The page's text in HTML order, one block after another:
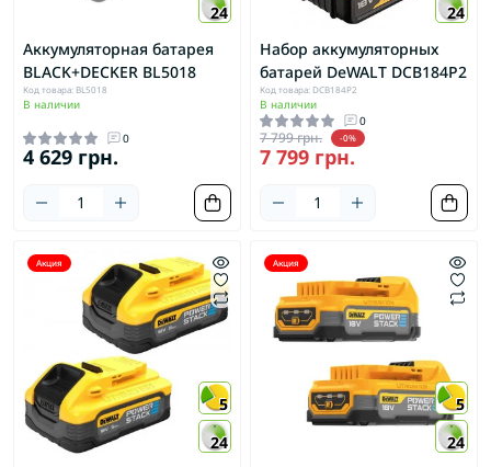
24
Аккумуляторная батарея
BLACK+DECKER BL5018
Код товара: BL5018
В наличии
0
4 629 грн.
24
Набор аккумуляторных
батарей DeWALT DCB184P2
Код товара: DCB184P2
В наличии
0
7 799 грн. -0%
7 799 грн.
Акция
5
24
Акция
5
24